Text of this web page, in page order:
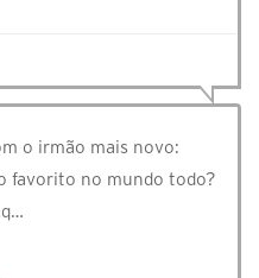
o irmão mais novo:
favorito no mundo todo?